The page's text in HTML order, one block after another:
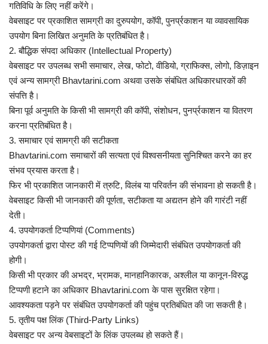
मध्य प्रदेश
छत्तीसगढ़
राजस्थान
पंजाब
उत्तराखंड
उत्तर प्रदेश
ओडिशा
झारखंड
लाइफस्टाइल
कैरियर
पर्यटन
गतिविधि के लिए नहीं करेंगे।
वेबसाइट पर प्रकाशित सामग्री का दुरुपयोग, कॉपी, पुनर्प्रकाशन या व्यावसायिक
उपयोग बिना लिखित अनुमति के प्रतिबंधित है।
2. बौद्धिक संपदा अधिकार (Intellectual Property)
वेबसाइट पर उपलब्ध सभी समाचार, लेख, फोटो, वीडियो, ग्राफिक्स, लोगो, डिज़ाइन
एवं अन्य सामग्री Bhavtarini.com अथवा उसके संबंधित अधिकारधारकों की
संपत्ति है।
बिना पूर्व अनुमति के किसी भी सामग्री की कॉपी, संशोधन, पुनर्प्रकाशन या वितरण
करना प्रतिबंधित है।
3. समाचार एवं सामग्री की सटीकता
Bhavtarini.com समाचारों की सत्यता एवं विश्वसनीयता सुनिश्चित करने का हर
संभव प्रयास करता है।
फिर भी प्रकाशित जानकारी में त्रुटि, विलंब या परिवर्तन की संभावना हो सकती है।
वेबसाइट किसी भी जानकारी की पूर्णता, सटीकता या अद्यतन होने की गारंटी नहीं
देती।
4. उपयोगकर्ता टिप्पणियां (Comments)
उपयोगकर्ता द्वारा पोस्ट की गई टिप्पणियों की जिम्मेदारी संबंधित उपयोगकर्ता की
होगी।
किसी भी प्रकार की अभद्र, भ्रामक, मानहानिकारक, अश्लील या कानून-विरुद्ध
टिप्पणी हटाने का अधिकार Bhavtarini.com के पास सुरक्षित रहेगा।
आवश्यकता पड़ने पर संबंधित उपयोगकर्ता की पहुंच प्रतिबंधित की जा सकती है।
5. तृतीय पक्ष लिंक (Third-Party Links)
वेबसाइट पर अन्य वेबसाइटों के लिंक उपलब्ध हो सकते हैं।